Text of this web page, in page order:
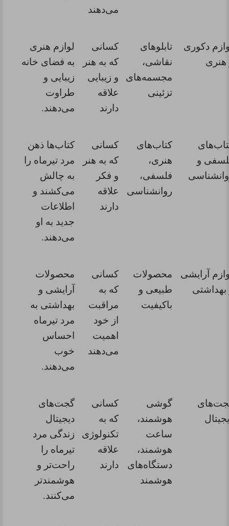
می‌دهند
دکوری
هنری
تابلوهای
نقاشی،
مجسمه‌های
تزئینی
کسانی
که به هنر
و زیبایی
علاقه
دارند
لوازم هنری
به فضای خانه
زیبایی و
طراوت
می‌دهند.
و
کتاب‌های
هنری،
فلسفی،
روانشناسی
کسانی
که به هنر
و فکر
علاقه
دارند
کتاب‌ها ذهن
مرد تیرماه را
به چالش
می‌کشند و
اطلاعات
جدید به او
می‌دهند.
آرایشی
بهداشتی
محصولات
طبیعی و
باکیفیت
کسانی
که به
مراقبت
از خود
اهمیت
می‌دهند
محصولات
آرایشی و
بهداشتی به
مرد تیرماه
احساس
خوب
می‌دهند.
گوشی
هوشمند،
ساعت
هوشمند،
دستگاه‌های
هوشمند
کسانی
که به
تکنولوژی
علاقه
دارند
گجت‌های
دیجیتال
زندگی مرد
تیرماه را
راحت‌تر و
هوشمندتر
می‌کنند.